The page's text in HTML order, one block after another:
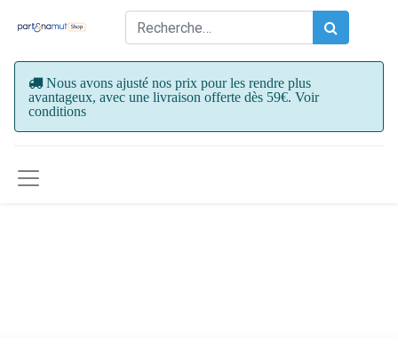
Nous avons ajusté nos prix pour les rendre plus
avantageux, avec une livraison offerte dès 59€. Voir
conditions